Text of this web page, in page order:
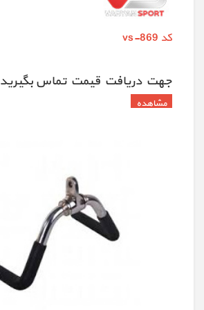
کد vs-869
جهت دريافت قيمت تماس بگيريد